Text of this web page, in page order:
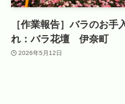
［作業報告］バラのお手
れ：バラ花壇 伊奈町
2026年5月12日